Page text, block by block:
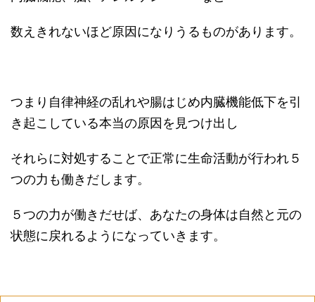
数えきれないほど原因になりうるものがあります。
つまり自律神経の乱れや腸はじめ内臓機能低下を引
き起こしている本当の原因を見つけ出し
それらに対処することで正常に生命活動が行われ５
つの力も働きだします。
５つの力が働きだせば、あなたの身体は自然と元の
状態に戻れるようになっていきます。